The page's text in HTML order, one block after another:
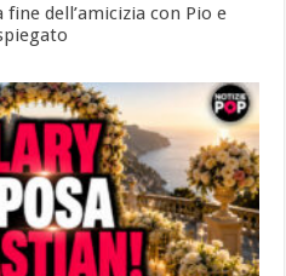
dell’amicizia con Pio e